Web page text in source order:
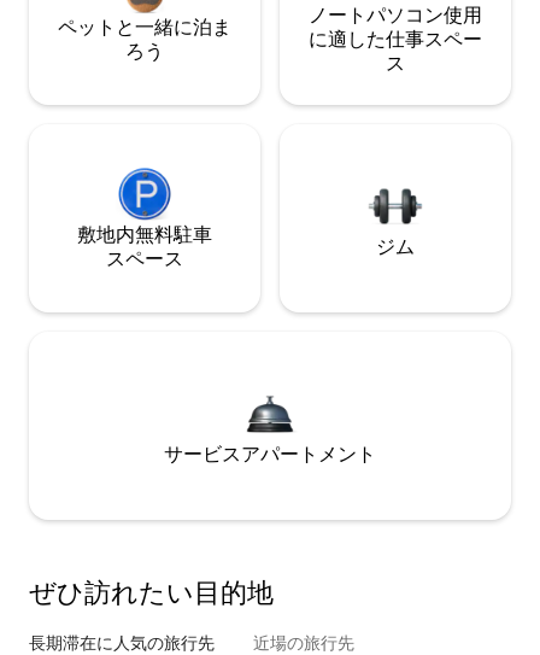
ペットと一緒に泊ま
ろう
ノートパソコン使用
に適した仕事スペー
ス
敷地内無料駐⁠車
ス⁠ペ⁠ー⁠ス
ジム
サービスアパートメント
ぜひ訪⁠れ⁠た⁠い目⁠的⁠地
長期滞在に人気の旅行先 近場の旅行先